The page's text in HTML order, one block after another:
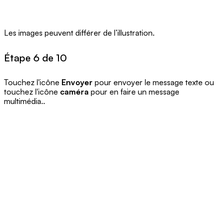
Les images peuvent différer de l’illustration.
Étape 6 de 10
Touchez l'icône Envoyer pour envoyer le message texte ou
touchez l'icône caméra pour en faire un message
multimédia..